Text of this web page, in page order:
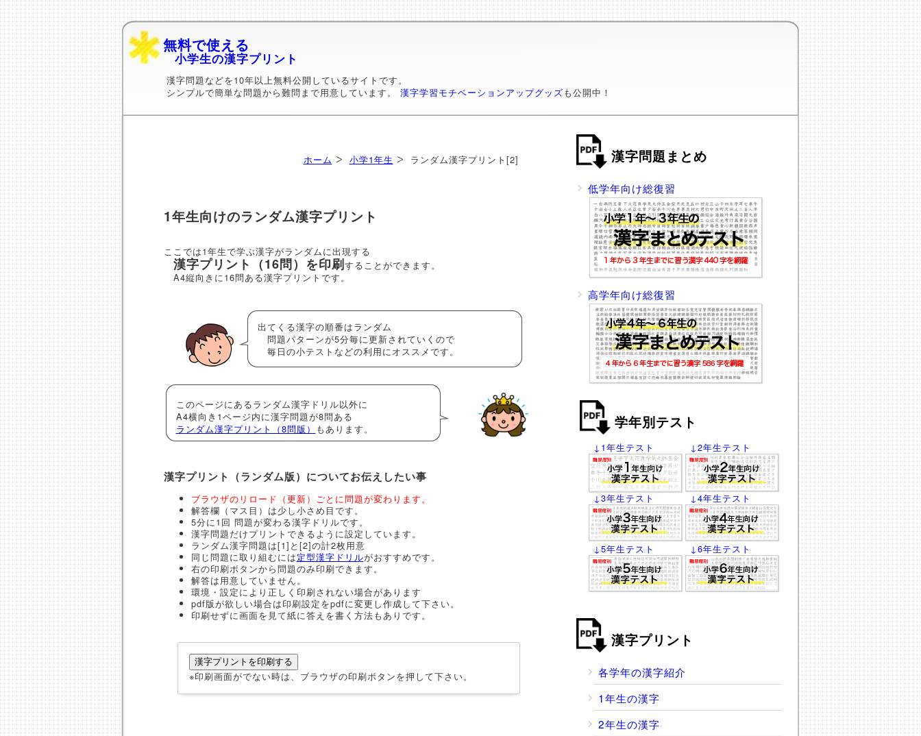
無料で使える
小学生の漢字プリント
漢字問題などを10年以上無料公開しているサイトです。
シンプルで簡単な問題から難問まで用意しています。
漢字学習モチベーションアップグッズも公開中！
漢字問題まとめ
低学年向け総復習
高学年向け総復習
学年別テスト
↓1年生テスト ↓2年生テスト
↓3年生テスト ↓4年生テスト
↓5年生テスト ↓6年生テスト
漢字プリント
各学年の漢字紹介
1年生の漢字
2年生の漢字
ホーム 小学1年生 ランダム漢字プリント[2]
1年生向けのランダム漢字プリント
ここでは1年生で学ぶ漢字がランダムに出現する
漢字プリント（16問）を印刷することができます。
A4縦向きに16問ある漢字プリントです。
出てくる漢字の順番はランダム
問題パターンが5分毎に更新されていくので
毎日の小テストなどの利用にオススメです。
このページにあるランダム漢字ドリル以外に
A4横向き1ページ内に漢字問題が8問ある
ランダム漢字プリント（8問版） もあります。
漢字プリント（ランダム版）についてお伝えしたい事
ブラウザのリロード（更新）ごとに問題が変わります。
解答欄（マス目）は少し小さめ目です。
5分に1回 問題が変わる漢字ドリルです。
漢字問題だけプリントできるように設定しています。
ランダム漢字問題は[1]と[2]の計2枚用意
同じ問題に取り組むには定型漢字ドリルがおすすめです。
右の印刷ボタンから問題のみ印刷できます。
解答は用意していません。
環境・設定により正しく印刷されない場合があります
pdf版が欲しい場合は印刷設定をpdfに変更し作成して下さい。
印刷せずに画面を見て紙に答えを書く方法もありです。
※印刷画面がでない時は、ブラウザの印刷ボタンを押して下さい。